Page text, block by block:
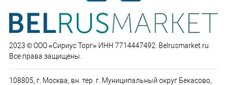
2023 © ООО «Сириус Торг» ИНН 7714447492. Belrusmarket.ru.
Все права защищены.
108805, г. Москва, вн. тер. г. Муниципальный округ Бекасово,